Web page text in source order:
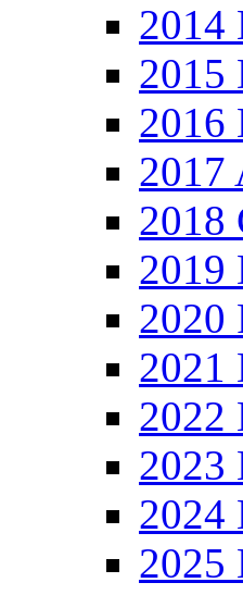
2014
2015
2016
2017
2018
2019
2020
2021
2022
2023
2024
2025